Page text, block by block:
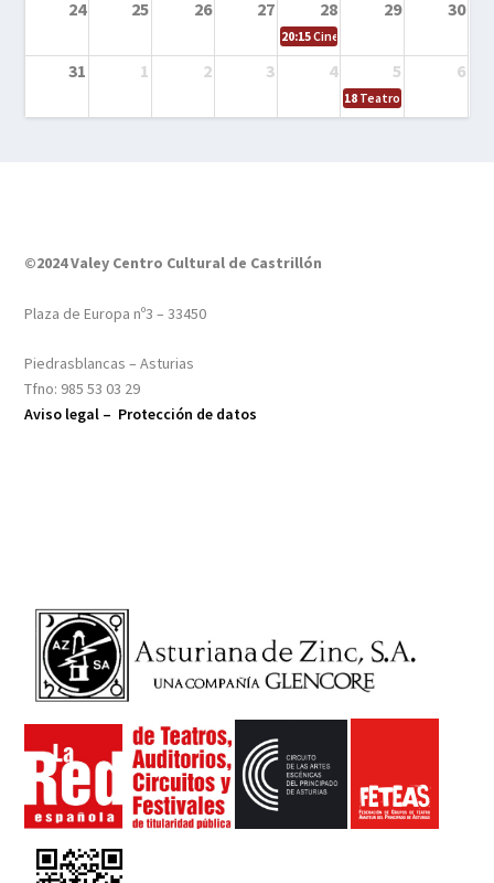
24 25 26 27 28 29 30
20:15Cine en el calle – Tintín y el
31 1 2 3 4 5 6
18 Teatro – Tres
©2024 Valey Centro Cultural de Castrillón
Plaza de Europa nº3 – 33450
Piedrasblancas – Asturias
Tfno: 985 53 03 29
Aviso legal – Protección de datos